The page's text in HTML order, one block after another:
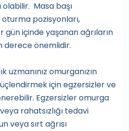
Masa başı
oturma pozisyonları,
içinde yaşanan ağrıların
derece önemlidir.
uzmanınız omurganızın
için egzersizler ve
Egzersizler omurga
rahatsızlığı tedavi
veya sırt ağrısı